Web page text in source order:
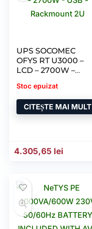
UPS SOCOMEC
OFYS RT U3000 –
LCD – 2700W –
2U
Stoc epuizat
CITEȘTE MAI MULT
4.305,65 lei